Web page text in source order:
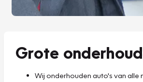
Grote
Wij onderhouden auto's van alle